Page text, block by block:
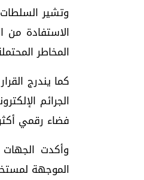
وتشير
الاستفادة من
المخاطر
كما يندرج
الجرائم
فضاء رقمي أكثر
وأكدت
الموجهة